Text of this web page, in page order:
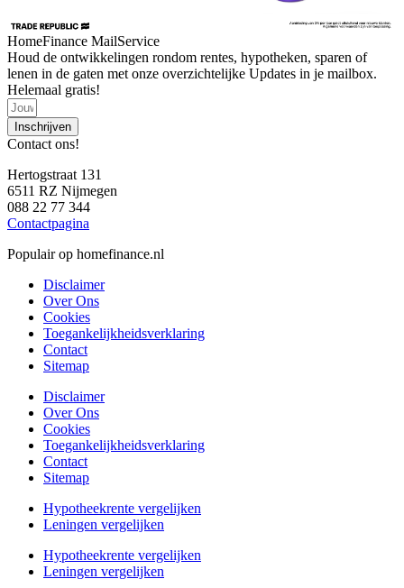
HomeFinance MailService
Houd de ontwikkelingen rondom rentes, hypotheken, sparen of
lenen in de gaten met onze overzichtelijke Updates in je mailbox.
Helemaal gratis!
Inschrijven
Contact ons!
Hertogstraat 131
6511 RZ Nijmegen
088 22 77 344
Contactpagina
Populair op homefinance.nl
Disclaimer
Over Ons
Cookies
Toegankelijkheidsverklaring
Contact
Sitemap
Disclaimer
Over Ons
Cookies
Toegankelijkheidsverklaring
Contact
Sitemap
Hypotheekrente vergelijken
Leningen vergelijken
Hypotheekrente vergelijken
Leningen vergelijken